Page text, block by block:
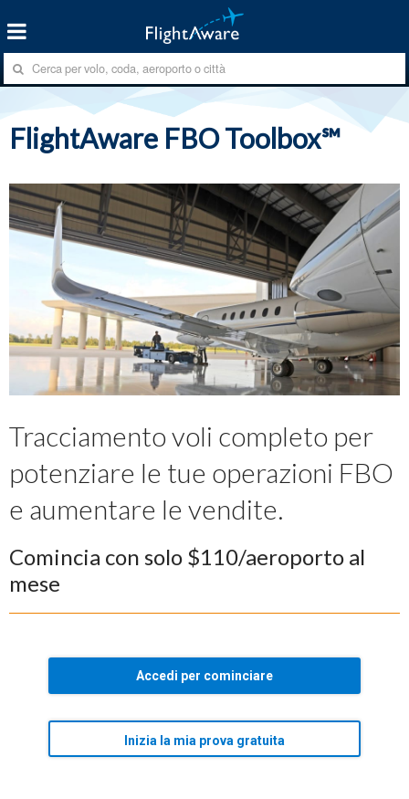
FlightAware FBO Toolbox℠
Tracciamento voli completo per
potenziare le tue operazioni FBO
e aumentare le vendite.
Comincia con solo $110/aeroporto al
mese
Accedi per cominciare
Inizia la mia prova gratuita